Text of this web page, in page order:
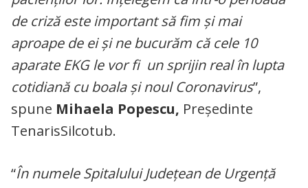
de criză este important să fim și mai
aproape de ei și ne bucurăm că cele 10
aparate EKG le vor fi un sprijin real în lupta
cotidiană cu boala şi noul Coronavirus”,
spune Mihaela Popescu, Președinte
TenarisSilcotub.
“În numele Spitalului Judeţean de Urgenţă